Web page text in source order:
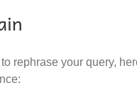
to rephrase your query,